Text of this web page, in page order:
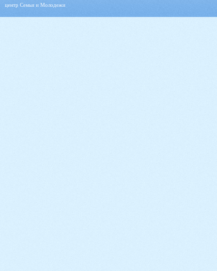
центр Семьи и Молодежи